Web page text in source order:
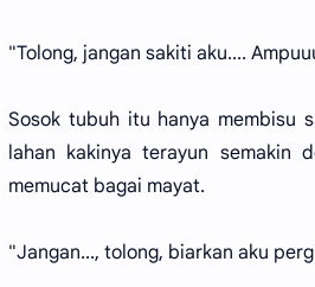
"Tolong, jangan sakiti aku....
Sosok tubuh itu hanya membisu
lahan kakinya terayun semakin
memucat bagai mayat.
"Jangan..., tolong, biarkan aku